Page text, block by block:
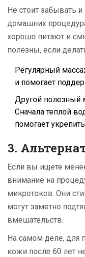
Не стоит забывать
домашних
хорошо питают и
полезны, если
Регулярный
и помогает
Другой полезный
Сначала теплой
помогает
3.
Если вы ищете
внимание на
микротоков. Они
могут заметно
вмешательств.
На самом деле, для
кожи после 60 лет